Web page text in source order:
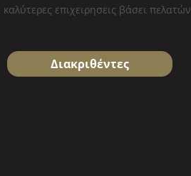
καλύτερες επιχειρησεις βάσει πελατών
Διακριθέντες